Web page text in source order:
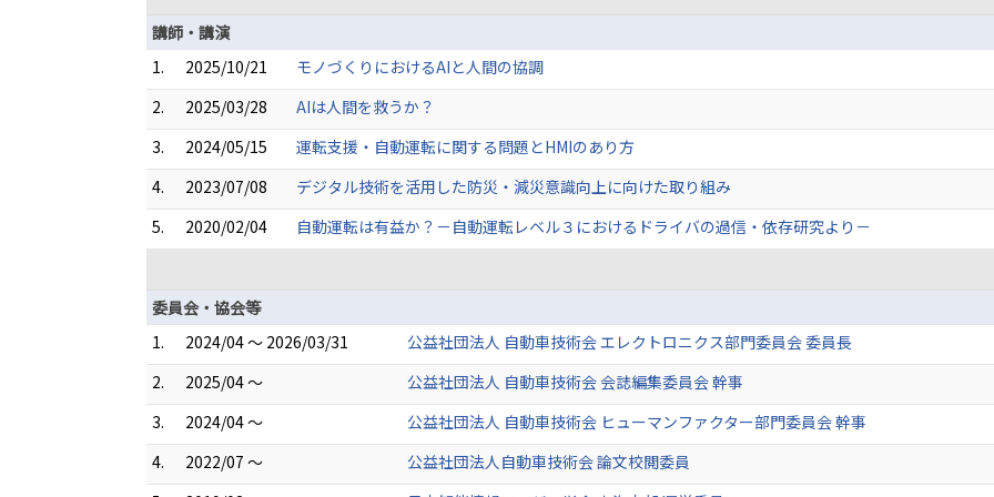
講師・講演
1.
2025/10/21
モノづくりにおけるAIと人間の協調
2.
2025/03/28
AIは人間を救うか？
3.
2024/05/15
運転支援・自動運転に関する問題とHMIのあり方
4.
2023/07/08
デジタル技術を活用した防災・減災意識向上に向けた取り組み
5.
2020/02/04
自動運転は有益か？－自動運転レベル３におけるドライバの過信・依存研究より－
委員会・協会等
1.
2024/04 ～ 2026/03/31
公益社団法人 自動車技術会 エレクトロニクス部門委員会 委員長
2.
2025/04 ～
公益社団法人 自動車技術会 会誌編集委員会 幹事
3.
2024/04 ～
公益社団法人 自動車技術会 ヒューマンファクター部門委員会 幹事
4.
2022/07 ～
公益社団法人自動車技術会 論文校閲委員